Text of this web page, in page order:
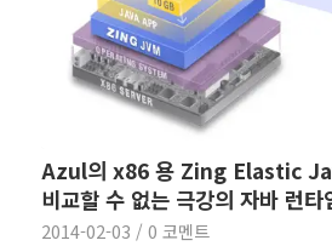
Azul의 x86 용 Zing Elastic
비교할 수 없는 극강의 자바 런타
2014-02-03 / 0 코멘트